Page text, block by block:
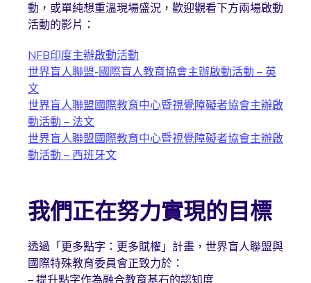
動，或單純想重溫現場盛況，歡迎觀看下方兩場啟動
活動的影片：
NFB印度主辦啟動活動
世界盲人聯盟-國際盲人教育協會主辦啟動活動 – 英
文
世界盲人聯盟國際教育中心暨視覺障礙者協會主辦啟
動活動 – 法文
世界盲人聯盟國際教育中心暨視覺障礙者協會主辦啟
動活動 – 西班牙文
我們正在努力實現的目標
透過「更多點字：更多賦權」計畫，世界盲人聯盟與
國際特殊教育委員會正致力於：